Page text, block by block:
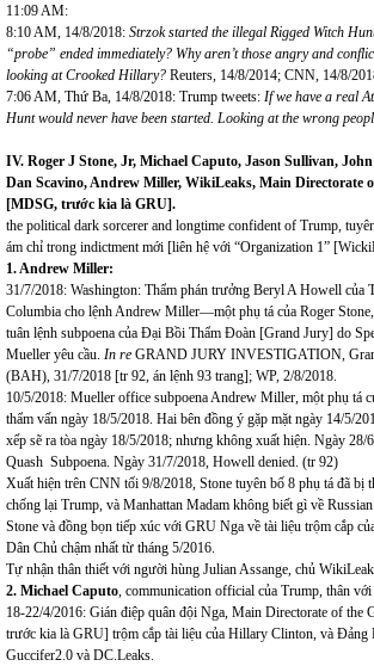
11:09 AM:
8:10 AM, 14/8/2018: Strzok started the illegal Rigged Witch
“probe” ended immediately? Why aren’t those angry and
looking at Crooked Hillary? Reuters, 14/8/2014; CNN, 14/8/
7:06 AM, Thứ Ba, 14/8/2018: Trump tweets: If we have a real
Hunt would never have been started. Looking at the wrong
IV. Roger J Stone, Jr, Michael Caputo, Jason Sullivan,
Dan Scavino, Andrew Miller, WikiLeaks, Main Directorate
[MDSG, trước kia là GRU].
the political dark sorcerer and longtime confident of Trump,
ám chỉ trong indictment mới [liên hệ với “Organization 1”
1. Andrew Miller:
31/7/2018: Washington: Thẩm phán trưởng Beryl A Howell của
Columbia cho lệnh Andrew Miller—một phụ tá của Roger
tuân lệnh subpoena của Đại Bồi Thẩm Đoàn [Grand Jury] do
Mueller yêu cầu. In re GRAND JURY INVESTIGATION,
(BAH), 31/7/2018 [tr 92, án lệnh 93 trang]; WP, 2/8/2018.
10/5/2018: Mueller office subpoena Andrew Miller, một phụ tá
thẩm vấn ngày 18/5/2018. Hai bên đồng ý gặp mặt ngày 14/5/
xếp sẽ ra tòa ngày 18/5/2018; nhưng không xuất hiện. Ngày
Quash Subpoena. Ngày 31/7/2018, Howell denied. (tr 92)
Xuất hiện trên CNN tối 9/8/2018, Stone tuyên bố 8 phụ tá đã bị
chống lại Trump, và Manhattan Madam không biết gì về
Stone và đồng bọn tiếp xúc với GRU Nga về tài liệu trộm cắp
Dân Chủ chậm nhất từ tháng 5/2016.
Tự nhận thân thiết với người hùng Julian Assange, chủ
2. Michael Caputo , communication official của Trump, thân
18-22/4/2016: Gián điệp quân đội Nga, Main Directorate of the
trước kia là GRU] trộm cắp tài liệu của Hillary Clinton, và Đảng
Guccifer2.0 và DC.Leaks.